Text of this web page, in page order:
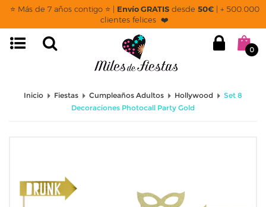
⭐ Más de 7 años contigo ⭐ | Envío GRATISdesde 50€| + 500.000
clientes felices ❤️
0
Inicio Fiestas Cumpleaños Adultos Hollywood
Set 8
Decoraciones Photocall Party Gold